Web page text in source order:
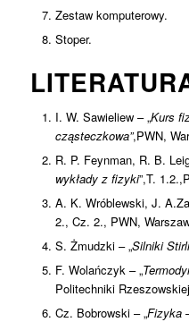
Zestaw komputerowy.
Stoper.
I. W. Sawieliew – „Kurs
cząsteczkowa”,PWN,
R. P. Feynman, R. B.
wykłady z fizyki”,T.
A. K. Wróblewski, J.
2., Cz. 2., PWN,
S. Żmudzki – „Silniki
F. Wolańczyk – „
Politechniki
Cz. Bobrowski – „Fizyka